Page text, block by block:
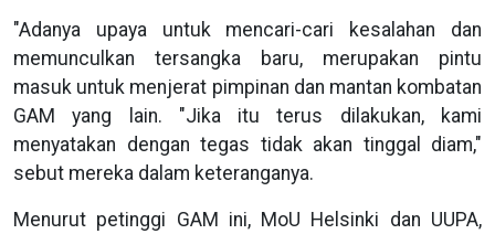
"Adanya upaya untuk mencari-cari kesalahan dan
memunculkan tersangka baru, merupakan pintu
masuk untuk menjerat pimpinan dan mantan kombatan
GAM yang lain. "Jika itu terus dilakukan, kami
menyatakan dengan tegas tidak akan tinggal diam,"
sebut mereka dalam keteranganya.
Menurut petinggi GAM ini, MoU Helsinki dan UUPA,